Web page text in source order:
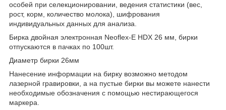
особей при селекционировании, ведения статистики (вес,
рост, корм, количество молока), шифрования
индивидуальных данных для анализа.
Бирка двойная электронная Neoflex-E HDX 26 мм, бирки
отпускаются в пачках по 100шт.
Диаметр бирки 26мм
Нанесение информации на бирку возможно методом
лазерной гравировки, а на пустые бирки вы можете нанести
необходимые обозначения с помощью нестирающегося
маркера.